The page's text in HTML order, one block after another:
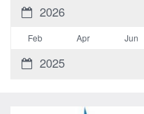
2026
Feb Apr Jun
2025